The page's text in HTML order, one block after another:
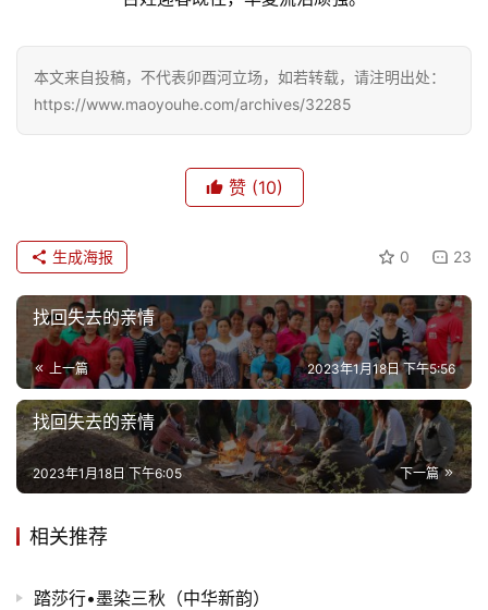
本文来自投稿，不代表卯酉河立场，如若转载，请注明出处：
https://www.maoyouhe.com/archives/32285
赞 (10)
0 23
生成海报
找回失去的亲情
上一篇 2023年1月18日 下午5:56
找回失去的亲情
下一篇
2023年1月18日 下午6:05
相关推荐
踏莎行•墨染三秋（中华新韵）